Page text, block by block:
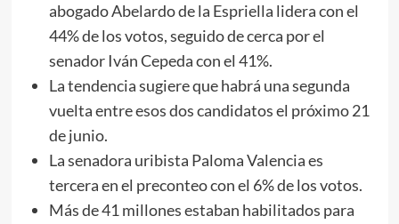
abogado Abelardo de la Espriella lidera con el
44% de los votos, seguido de cerca por el
senador Iván Cepeda con el 41%.
La tendencia sugiere que habrá una segunda
vuelta entre esos dos candidatos el próximo 21
de junio.
La senadora uribista Paloma Valencia es
tercera en el preconteo con el 6% de los votos.
Más de 41 millones estaban habilitados para